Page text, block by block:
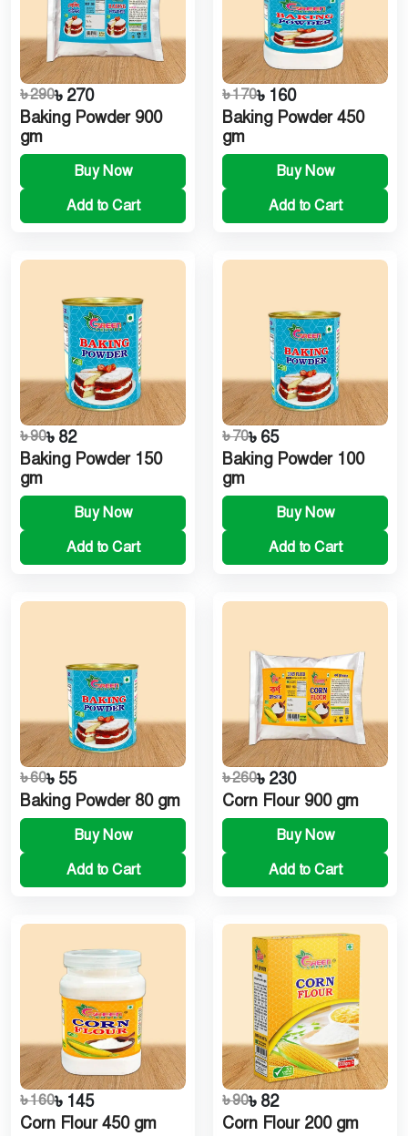
৳ 290৳ 270
Baking Powder 900
gm
Buy Now
Add to Cart
৳ 170৳ 160
Baking Powder 450
gm
Buy Now
Add to Cart
৳ 90৳ 82
Baking Powder 150
gm
Buy Now
Add to Cart
৳ 70৳ 65
Baking Powder 100
gm
Buy Now
Add to Cart
৳ 60৳ 55
Baking Powder 80 gm
Buy Now
Add to Cart
৳ 260৳ 230
Corn Flour 900 gm
Buy Now
Add to Cart
৳ 160৳ 145
Corn Flour 450 gm
৳ 90৳ 82
Corn Flour 200 gm